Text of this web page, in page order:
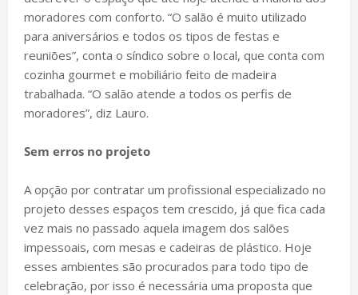
moradores com conforto. “O salão é muito utilizado
para aniversários e todos os tipos de festas e
reuniões”, conta o síndico sobre o local, que conta com
cozinha gourmet e mobiliário feito de madeira
trabalhada. “O salão atende a todos os perfis de
moradores”, diz Lauro.
Sem erros no projeto
A opção por contratar um profissional especializado no
projeto desses espaços tem crescido, já que fica cada
vez mais no passado aquela imagem dos salões
impessoais, com mesas e cadeiras de plástico. Hoje
esses ambientes são procurados para todo tipo de
celebração, por isso é necessária uma proposta que